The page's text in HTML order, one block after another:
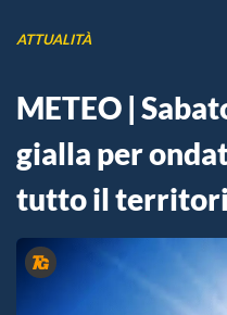
ATTUALITÀ
METEO |
gialla per
tutto il